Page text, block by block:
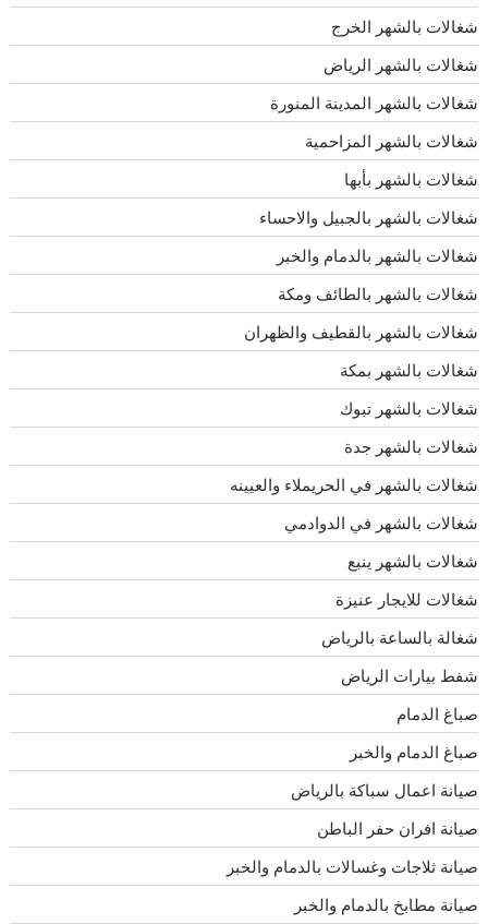
شغالات بالشهر الخرج
شغالات بالشهر الرياض
شغالات بالشهر المدينة المنورة
شغالات بالشهر المزاحمية
شغالات بالشهر بأبها
شغالات بالشهر بالجبيل والاحساء
شغالات بالشهر بالدمام والخبر
شغالات بالشهر بالطائف ومكة
شغالات بالشهر بالقطيف والظهران
شغالات بالشهر بمكة
شغالات بالشهر تبوك
شغالات بالشهر جدة
شغالات بالشهر في الحريملاء والعيينه
شغالات بالشهر في الدوادمي
شغالات بالشهر ينبع
شغالات للايجار عنيزة
شغالة بالساعة بالرياض
شفط بيارات الرياض
صباغ الدمام
صباغ الدمام والخبر
صيانة اعمال سباكة بالرياض
صيانة افران حفر الباطن
صيانة ثلاجات وغسالات بالدمام والخبر
صيانة مطابخ بالدمام والخبر